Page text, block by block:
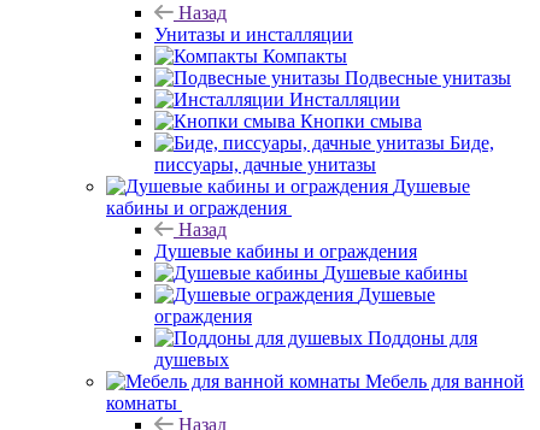
Назад
Унитазы и инсталляции
Компакты
Подвесные унитазы
Инсталляции
Кнопки смыва
Биде,
писсуары, дачные унитазы
Душевые
кабины и ограждения
Назад
Душевые кабины и ограждения
Душевые кабины
Душевые
ограждения
Поддоны для
душевых
Мебель для ванной
комнаты
Назад